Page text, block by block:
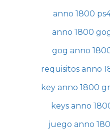
anno 1800
anno 1800
gog anno
requisitos anno
key anno 1800
keys anno
juego anno